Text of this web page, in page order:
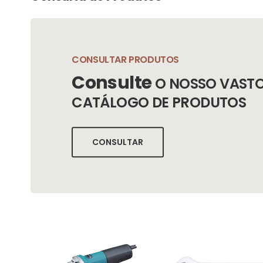
CONSULTAR PRODUTOS
ConsulteO NOSSO
CATÁLOGO DE PRODUTOS
CONSULTAR